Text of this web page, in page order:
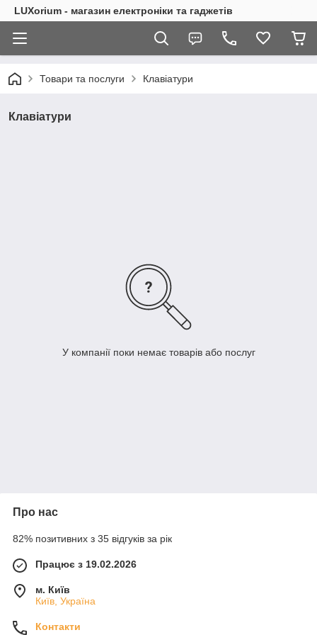
LUXorium - магазин електроніки та гаджетів
Товари та послуги Клавіатури
Клавіатури
У компанії поки немає товарів або послуг
Про нас
82% позитивних з 35 відгуків за рік
Працює з 19.02.2026
м. Київ
Київ, Україна
Контакти